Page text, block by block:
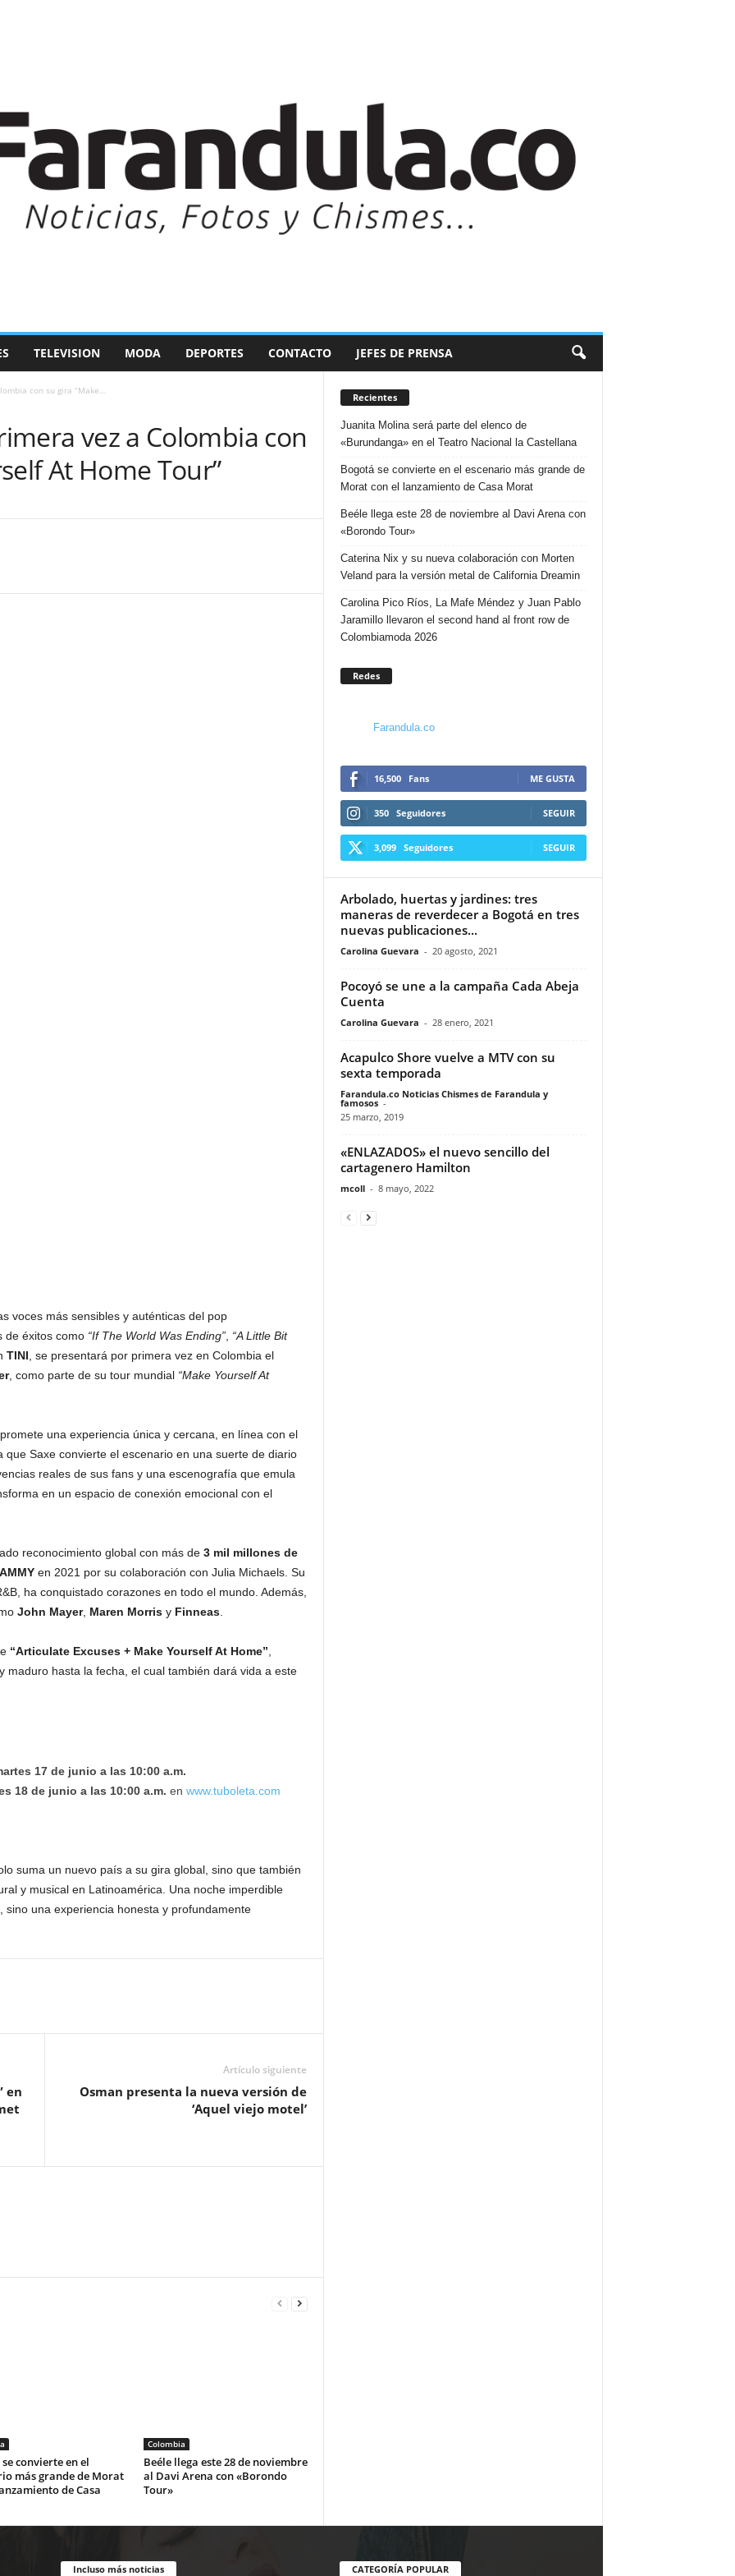
TELEVISION MODA DEPORTES CONTACTO JEFES DE PRENSA
con su gira “Make...
vez a Colombia con
At Home Tour”
voces más sensibles y auténticas del pop
de éxitos como “If The World Was Ending”, “A Little Bit
TINI , se presentará por primera vez en Colombia el
, como parte de su tour mundial “Make Yourself At
una experiencia única y cercana, en línea con el
Saxe convierte el escenario en una suerte de diario
reales de sus fans y una escenografía que emula
en un espacio de conexión emocional con el
reconocimiento global con más de 3 mil millones de
en 2021 por su colaboración con Julia Michaels. Su
ha conquistado corazones en todo el mundo. Además,
John Mayer, Maren Morrisy Finneas.
“Articulate Excuses + Make Yourself At Home”
maduro hasta la fecha, el cual también dará vida a este
17 de junio a las 10:00 a.m.
18 de junio a las 10:00 a.m. en www.tuboleta.com
suma un nuevo país a su gira global, sino que también
y musical en Latinoamérica. Una noche imperdible
una experiencia honesta y profundamente
en
Artículo siguiente
Osman presenta la nueva versión de
‘Aquel viejo motel’
convierte en el
más grande de Morat
de Casa
Colombia
Beéle llega este 28 de noviembre
al Davi Arena con «Borondo
Tour»
Recientes
Juanita Molina será parte del elenco de
«Burundanga» en el Teatro Nacional la Castellana
Bogotá se convierte en el escenario más grande de
Morat con el lanzamiento de Casa Morat
Beéle llega este 28 de noviembre al Davi Arena con
«Borondo Tour»
Caterina Nix y su nueva colaboración con Morten
Veland para la versión metal de California Dreamin
Carolina Pico Ríos, La Mafe Méndez y Juan Pablo
Jaramillo llevaron el second hand al front row de
Colombiamoda 2026
Redes
Farandula.co
16,500 Fans ME GUSTA
350 Seguidores SEGUIR
3,099 Seguidores SEGUIR
Arbolado, huertas y jardines: tres
maneras de reverdecer a Bogotá en tres
nuevas publicaciones...
Carolina Guevara - 20 agosto, 2021
Pocoyó se une a la campaña Cada Abeja
Cuenta
Carolina Guevara - 28 enero, 2021
Acapulco Shore vuelve a MTV con su
sexta temporada
Farandula.co Noticias Chismes de Farandula y
famosos -
25 marzo, 2019
«ENLAZADOS» el nuevo sencillo del
cartagenero Hamilton
mcoll - 8 mayo, 2022
Incluso más noticias CATEGORÍA POPULAR